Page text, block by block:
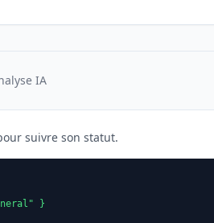
IA
suivre son statut.
}